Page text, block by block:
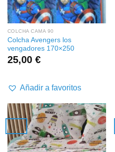
COLCHA CAMA 90
Colcha Avengers los
vengadores 170×250
25,00 €
Añadir a favoritos